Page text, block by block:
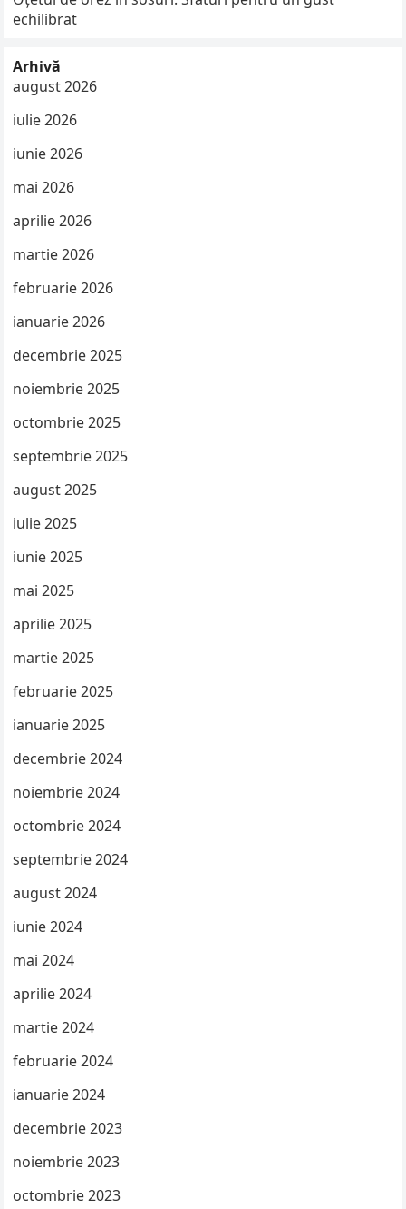
echilibrat
Arhivă
august 2026
iulie 2026
iunie 2026
mai 2026
aprilie 2026
martie 2026
februarie 2026
ianuarie 2026
decembrie 2025
noiembrie 2025
octombrie 2025
septembrie 2025
august 2025
iulie 2025
iunie 2025
mai 2025
aprilie 2025
martie 2025
februarie 2025
ianuarie 2025
decembrie 2024
noiembrie 2024
octombrie 2024
septembrie 2024
august 2024
iunie 2024
mai 2024
aprilie 2024
martie 2024
februarie 2024
ianuarie 2024
decembrie 2023
noiembrie 2023
octombrie 2023